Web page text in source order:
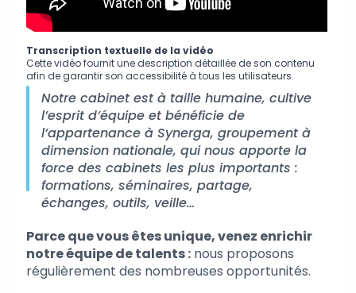
Transcription textuelle de la vidéo
Cette vidéo fournit une description détaillée de son contenu
afin de garantir son accessibilité à tous les utilisateurs.
Notre cabinet est à taille humaine, cultive
l’esprit d’équipe et bénéficie de
l’appartenance à Synerga, groupement à
dimension nationale, qui nous apporte la
force des cabinets les plus importants :
formations, séminaires, partage,
échanges, outils, veille…
Parce que vous êtes unique, venez enrichir
notre équipe de talents : nous proposons
régulièrement des nombreuses opportunités.